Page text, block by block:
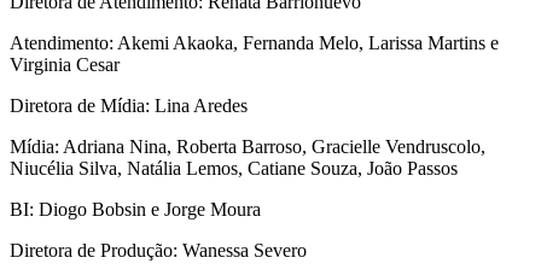
Atendimento: Akemi Akaoka, Fernanda Melo, Larissa Martins e
Virginia Cesar
Diretora de Mídia: Lina Aredes
Mídia: Adriana Nina, Roberta Barroso, Gracielle Vendruscolo,
Niucélia Silva, Natália Lemos, Catiane Souza, João Passos
BI: Diogo Bobsin e Jorge Moura
Diretora de Produção: Wanessa Severo